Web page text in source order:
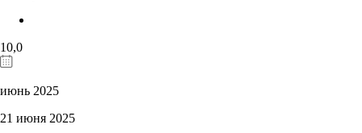
10,0
июнь 2025
21 июня 2025